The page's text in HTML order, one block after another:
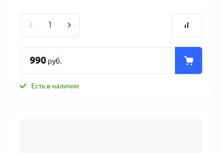
990 руб.
Есть в наличии